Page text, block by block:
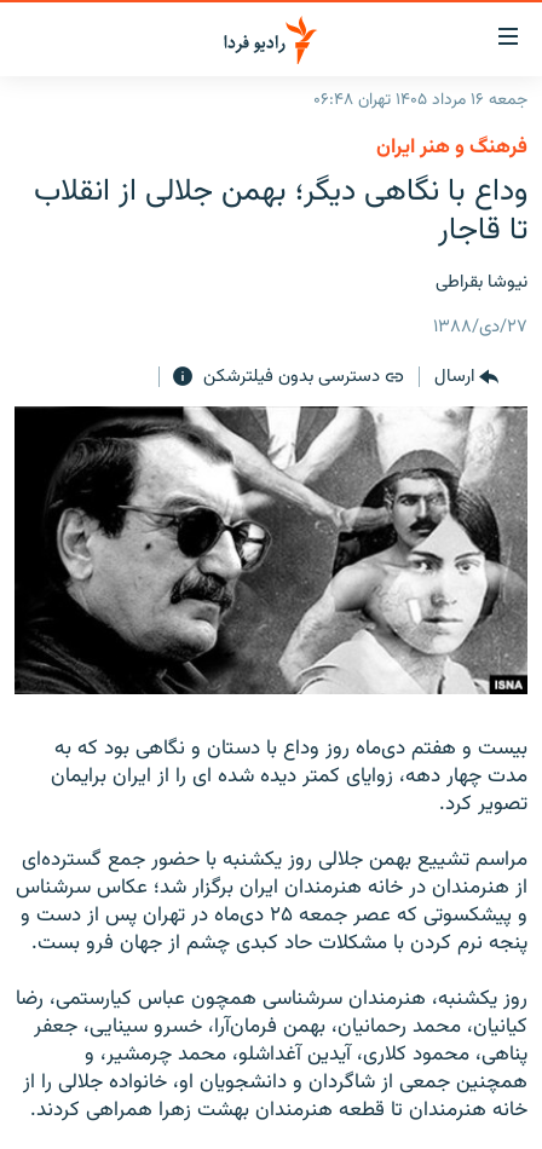
لینک‌های
قابلیت
دسترسی
بازگشت
بازگشت
منوی
اصلی
به
صفحه
صفحه اصلی
ایران
جهان
فرکانس‌ها
پادکست
چندرسانه‌ای
گزارش‌های تصویری
گزارش‌های ویدئویی
زنان فردا
English
به ما بپیوندید
زبان‌های دیگر
جمعه ۱۶ مرداد ۱۴۰۵ تهران ۰۶:۴۸
فرهنگ و هنر ایران
وداع با نگاهی دیگر؛ بهمن جلالی از انقلاب
تا قاجار
نیوشا بقراطی
۲۷/دی/۱۳۸۸
ارسال
دسترسی بدون فیلترشکن
بیست و هفتم دی‌ماه روز وداع با دستان و نگاهی بود که به
مدت چهار دهه، زوایای کمتر دیده شده ای را از ایران برایمان
تصویر کرد.
مراسم تشییع بهمن جلالی روز یکشنبه با حضور جمع گسترده‌ای
از هنرمندان در خانه هنرمندان ايران برگزار شد؛ عکاس سرشناس
و پیشکسوتی که عصر جمعه ۲۵ دی‌ماه در تهران پس از دست و
پنجه نرم کردن با مشکلات حاد کبدی چشم از جهان فرو بست.
روز یکشنبه، هنرمندان سرشناسی همچون عباس کيارستمی، رضا
کيانيان، محمد رحمانيان، بهمن فرمان‌آرا، خسرو سينايی، جعفر
پناهی، محمود کلاری، آيدين آغداشلو، محمد چرمشير، و
همچنین جمعی از شاگردان و دانشجويان او، خانواده جلالی را از
خانه هنرمندان تا قطعه هنرمندان بهشت زهرا همراهی کردند.